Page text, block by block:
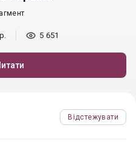
5 651
Відстежувати